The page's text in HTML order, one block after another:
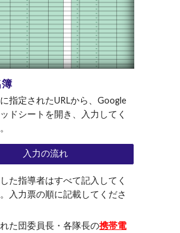
指定されたURLから、Google
ドシートを開き、入力してく
入力の流れ
た指導者はすべて記入してく
入力票の順に記載してくださ
た団委員長・各隊長の携帯電